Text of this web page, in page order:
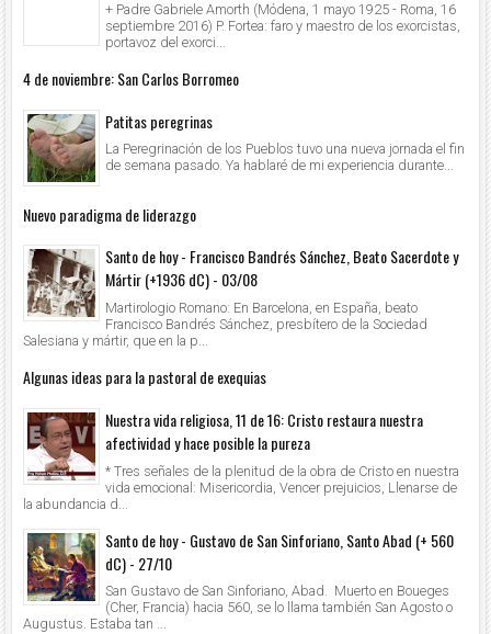
+ Padre Gabriele Amorth (Módena, 1 mayo 1925 - Roma, 16
septiembre 2016) P. Fortea: faro y maestro de los exorcistas,
portavoz del exorci...
4 de noviembre: San Carlos Borromeo
Patitas peregrinas
La Peregrinación de los Pueblos tuvo una nueva jornada el fin
de semana pasado. Ya hablaré de mi experiencia durante...
Nuevo paradigma de liderazgo
Santo de hoy - Francisco Bandrés Sánchez, Beato Sacerdote y
Mártir (+1936 dC) - 03/08
Martirologio Romano: En Barcelona, en España, beato
Francisco Bandrés Sánchez, presbítero de la Sociedad
Salesiana y mártir, que en la p...
Algunas ideas para la pastoral de exequias
Nuestra vida religiosa, 11 de 16: Cristo restaura nuestra
afectividad y hace posible la pureza
* Tres señales de la plenitud de la obra de Cristo en nuestra
vida emocional: Misericordia, Vencer prejuicios, Llenarse de
la abundancia d...
Santo de hoy - Gustavo de San Sinforiano, Santo Abad (+ 560
dC) - 27/10
San Gustavo de San Sinforiano, Abad. Muerto en Boueges
(Cher, Francia) hacia 560, se lo llama también San Agosto o
Augustus. Estaba tan ...